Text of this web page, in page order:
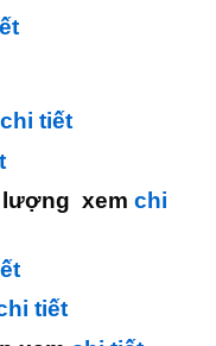
chi tiết
lượng xem chi
tiết